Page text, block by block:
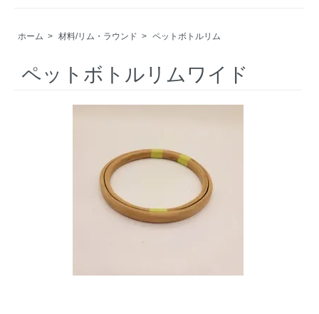
ホーム > 材料/リム・ラウンド > ペットボトルリム
ペットボトルリムワイド